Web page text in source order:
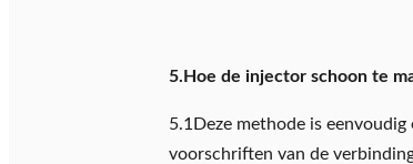
5.Hoe de injector schoon te
5.1Deze methode is
voorschriften van de